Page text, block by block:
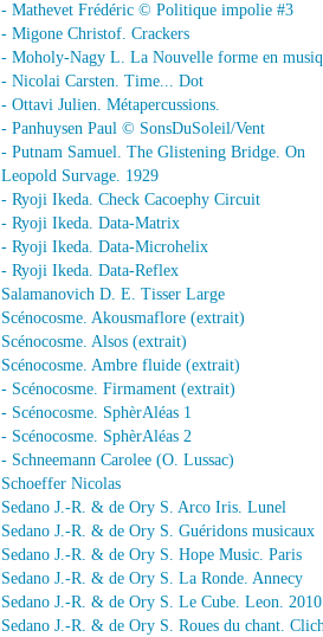
- Mathevet Frédéric © Politique impolie #3
- Migone Christof. Crackers
- Moholy-Nagy L. La Nouvelle forme en
- Nicolai Carsten. Time... Dot
- Ottavi Julien. Métapercussions.
- Panhuysen Paul © SonsDuSoleil/Vent
- Putnam Samuel. The Glistening Bridge. On
Leopold Survage. 1929
- Ryoji Ikeda. Check Cacoephy Circuit
- Ryoji Ikeda. Data-Matrix
- Ryoji Ikeda. Data-Microhelix
- Ryoji Ikeda. Data-Reflex
Salamanovich D. E. Tisser Large
Scénocosme. Akousmaflore (extrait)
Scénocosme. Alsos (extrait)
Scénocosme. Ambre fluide (extrait)
- Scénocosme. Firmament (extrait)
- Scénocosme. SphèrAléas 1
- Scénocosme. SphèrAléas 2
- Schneemann Carolee (O. Lussac)
Schoeffer Nicolas
Sedano J.-R. & de Ory S. Arco Iris. Lunel
Sedano J.-R. & de Ory S. Guéridons musicaux
Sedano J.-R. & de Ory S. Hope Music. Paris
Sedano J.-R. & de Ory S. La Ronde. Annecy
Sedano J.-R. & de Ory S. Le Cube. Leon. 2010
Sedano J.-R. & de Ory S. Roues du chant.